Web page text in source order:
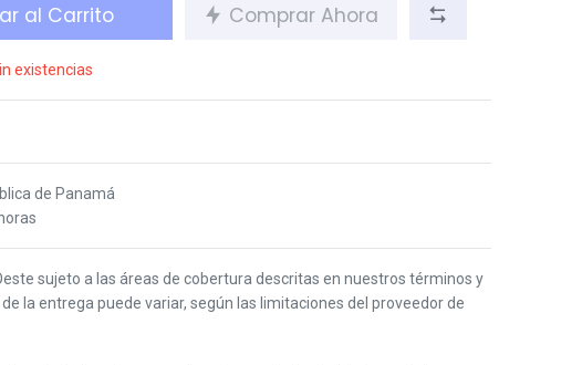
al Carrito Comprar Ahora
existencias
de Panamá
sujeto a las áreas de cobertura descritas en nuestros términos y
la entrega puede variar, según las limitaciones del proveedor de